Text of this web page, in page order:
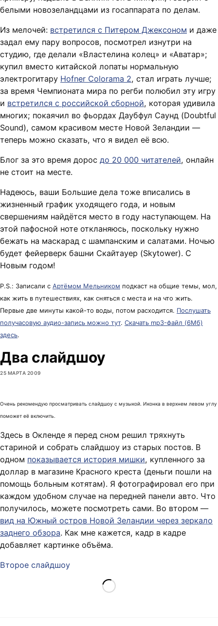
белыми новозеландцами из госаппарата по делам.
Из мелочей: встретился с Питером Джексоном и даже
задал ему пару вопросов, посмотрел изнутри на
студию, где делали «Властелина колец» и «Аватар»;
купил вместо китайской лопаты нормальную
электрогитару Hofner Colorama 2, стал играть лучше;
за время Чемпионата мира по регби полюбил эту игру
и встретился с российской сборной, которая удивила
многих; покаячил во фьордах Даубфул Саунд (Doubtful
Sound), самом красивом месте Новой Зеландии —
теперь можно сказать, что я видел её всю.
Блог за это время дорос до 20 000 читателей, онлайн
не стоит на месте.
Надеюсь, ваши Большие дела тоже вписались в
жизненный график уходящего года, и новым
свершениям найдётся место в году наступающем. На
этой пафосной ноте откланяюсь, поскольку нужно
бежать на маскарад с шампанским и салатами. Ночью
будет фейерверк башни Скайтауер (Skytower). С
Новым годом!
P.S.: Записали с Артёмом Мельником подкаст на общие темы, мол,
как жить в путешествиях, как сняться с места и на что жить.
Первые две минуты какой-то воды, потом расходится. Послушать
получасовую аудио-запись можно тут. Скачать mp3-файл (6Мб)
здесь.
Два слайдшоу
25 МАРТА 2009
Очень рекомендую просматривать слайдшоу с музыкой. Иконка в верхнем левом углу
поможет её включить.
Здесь в Окленде я перед сном решил тряхнуть
стариной и собрать слайдшоу из старых постов. В
одном показывается история мишки, купленного за
доллар в магазине Красного креста (деньги пошли на
помощь больным котятам). Я фотографировал его при
каждом удобном случае на передней панели авто. Что
получилось, можете посмотреть сами. Во втором —
вид на Южный остров Новой Зеландии через зеркало
заднего обзора. Как мне кажется, кадр в кадре
добавляет картинке объёма.
Второе слайдшоу